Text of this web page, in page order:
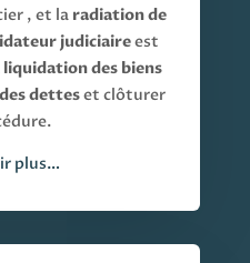
, et la radiation de
judiciaireest
liquidation des biens
detteset clôturer
plus…